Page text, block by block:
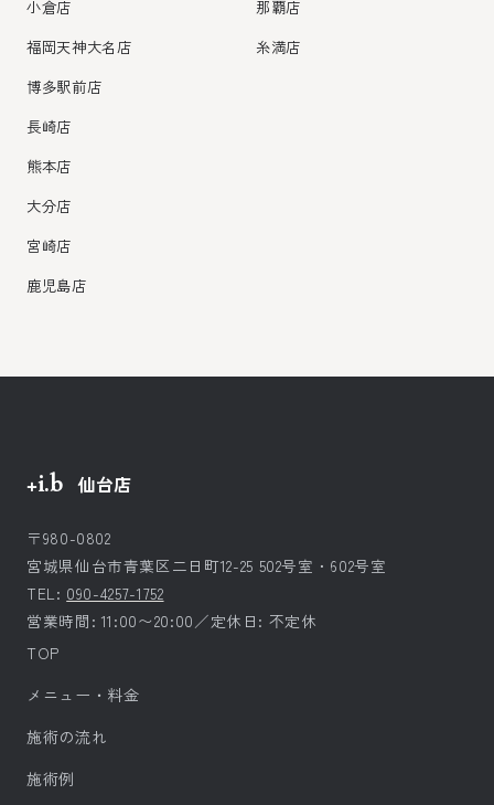
小倉店
福岡天神大名店
博多駅前店
長崎店
熊本店
大分店
宮崎店
鹿児島店
那覇店
糸満店
+i.b 仙台店
〒980-0802
宮城県仙台市青葉区二日町12-25 502号室・602号室
TEL: 090-4257-1752
営業時間: 11:00〜20:00／定休日: 不定休
TOP
メニュー・料金
施術の流れ
施術例